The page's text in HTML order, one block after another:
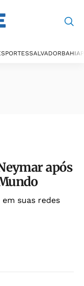
SALVADORBAHIA
após
suas redes